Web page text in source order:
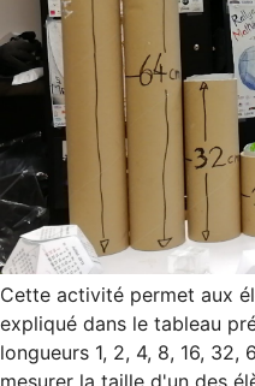
Cette activité permet aux
expliqué dans le tableau
longueurs 1, 2, 4, 8, 16,